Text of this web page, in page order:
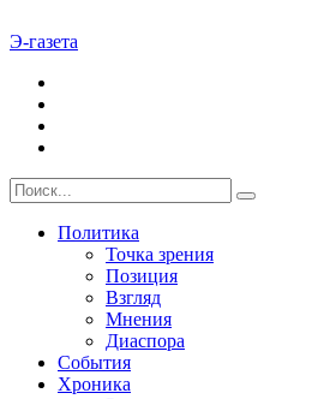
Э-газета
Политика
Точка зрения
Позиция
Взгляд
Мнения
Диаспора
События
Хроника